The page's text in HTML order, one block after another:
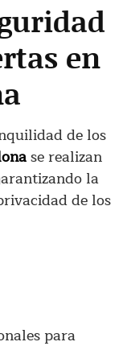
en
de los
se realizan
la
de los
para